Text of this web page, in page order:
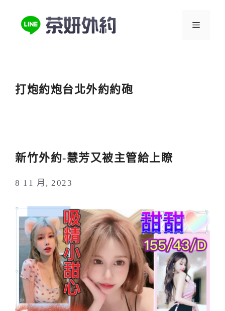
選
打炮約炮台北外約約砲
新竹外約-慧芳又被主管給上瞭
8 11 月, 2023